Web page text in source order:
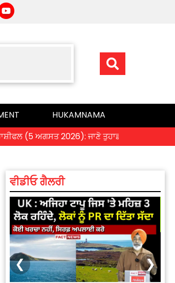
HUKAMNAMA
(5 ਅਗਸਤ 2026): ਜਾਣੋ ਤੁਹਾਡੀ ਰਾਸ਼ੀ ‘ਤੇ ਗ੍ਰਹਿਆਂ
ਵੀਡੀਓ ਗੈਲਰੀ
❮ ❯